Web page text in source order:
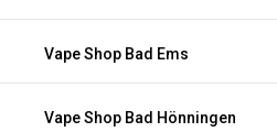
Vape Shop Bad Ems
Vape Shop Bad Hönningen